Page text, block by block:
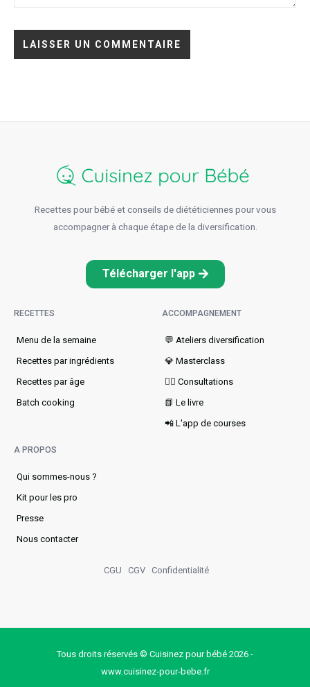
Recettes pour bébé et conseils de diététiciennes pour vous
accompagner à chaque étape de la diversification.
Télécharger l'app
RECETTES
Menu de la semaine​
Recettes par ingrédients
Recettes par âge
Batch cooking
ACCOMPAGNEMENT
💬 Ateliers diversification
💎 Masterclass
👩‍⚕️ Consultations
📗 Le livre
📲 L'app de courses
A PROPOS
Qui sommes-nous ?
Kit pour les pro
Presse
Nous contacter
CGU CGV Confidentialité
Tous droits réservés © Cuisinez pour bébé 2026 -
www.cuisinez‑pour‑bebe.fr